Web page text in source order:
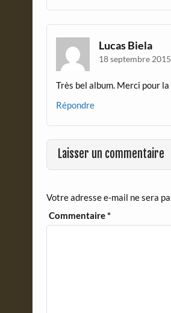
Lucas Biela
18 septembre
Très bel album. Merci pour
Répondre
Laisser un commentaire
Votre adresse e-mail ne sera
Commentaire*